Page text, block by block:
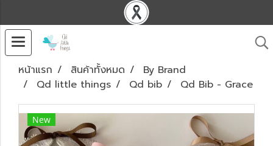
หน้าแรก สินค้าทั้งหมด
By Brand
Qd little things
Qd bib Qd Bib - Grace
New